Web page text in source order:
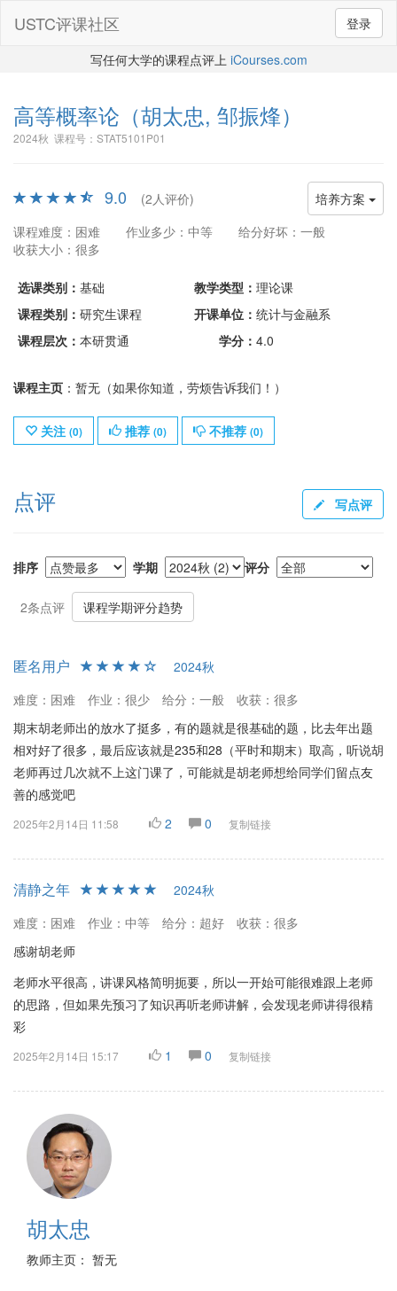
登录
USTC评课社区
写任何大学的课程点评上 iCourses.com
高等概率论 （胡太忠, 邹振烽）
2024秋 课程号：STAT5101P01
培养方案
9.0
(2人评价)
课程难度：困难
作业多少：中等
给分好坏：一般
收获大小：很多
选课类别： 基础 教学类型： 理论课
课程类别： 研究生课程 开课单位： 统计与金融系
课程层次： 本研贯通 学分： 4.0
课程主页 ：暂无（如果你知道，劳烦告诉我们！）
关注 (0) 推荐 (0) 不推荐 (0)
点评 写点评
排序 学期 评分
2条点评 课程学期评分趋势
匿名用户
2024秋
难度：困难
作业：很少 给分：一般
收获：很多
期末胡老师出的放水了挺多，有的题就是很基础的题，比去年出题
相对好了很多，最后应该就是235和28（平时和期末）取高，听说胡
老师再过几次就不上这门课了，可能就是胡老师想给同学们留点友
善的感觉吧
2025年2月14日 11:58 2 0 复制链接
清静之年
2024秋
难度：困难
作业：中等 给分：超好
收获：很多
感谢胡老师
老师水平很高，讲课风格简明扼要，所以一开始可能很难跟上老师
的思路，但如果先预习了知识再听老师讲解，会发现老师讲得很精
彩
2025年2月14日 15:17 1 0 复制链接
胡太忠
教师主页： 暂无